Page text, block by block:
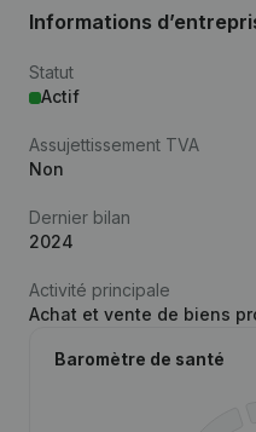
Informations
Statut
Actif
Assujettissement TVA
Non
Dernier bilan
2024
Activité principale
Achat et vente de biens
Baromètre de santé